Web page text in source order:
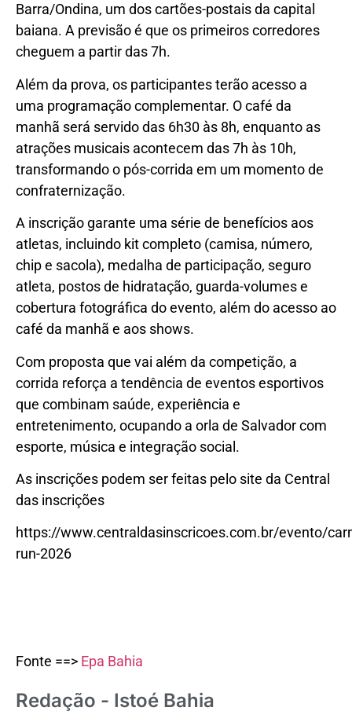
Barra/Ondina, um dos cartões-postais da capital
baiana. A previsão é que os primeiros corredores
cheguem a partir das 7h.
Além da prova, os participantes terão acesso a
uma programação complementar. O café da
manhã será servido das 6h30 às 8h, enquanto as
atrações musicais acontecem das 7h às 10h,
transformando o pós-corrida em um momento de
confraternização.
A inscrição garante uma série de benefícios aos
atletas, incluindo kit completo (camisa, número,
chip e sacola), medalha de participação, seguro
atleta, postos de hidratação, guarda-volumes e
cobertura fotográfica do evento, além do acesso ao
café da manhã e aos shows.
Com proposta que vai além da competição, a
corrida reforça a tendência de eventos esportivos
que combinam saúde, experiência e
entretenimento, ocupando a orla de Salvador com
esporte, música e integração social.
As inscrições podem ser feitas pelo site da Central
das inscrições
https://www.centraldasinscricoes.com.br/evento/
run-2026
Fonte ==> Epa Bahia
Redação - Istoé Bahia